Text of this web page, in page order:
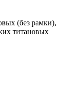
(без рамки),
титановых